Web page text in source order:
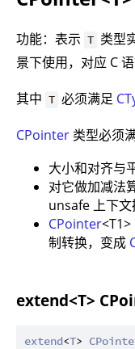
功能：表示 T 类型
景下使用，对应 C
其中 T 必须满足
CPointer 类型必须满
大小和对齐与
对它做加减法
unsafe 上下文
CPointer
制转换，变成
extend<T>
extend<T>